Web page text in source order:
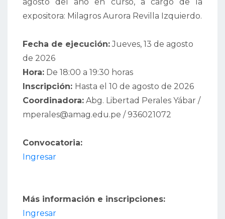
expositora: Milagros Aurora Revilla Izquierdo.
Fecha de ejecución:Jueves, 13 de agosto
de 2026
Hora: De 18:00 a 19:30 horas
Inscripción: Hasta el 10 de agosto de 2026
Coordinadora: Abg. Libertad Perales Yábar /
mperales@amag.edu.pe / 936021072
Convocatoria:
Ingresar
Más información e inscripciones:
Ingresar